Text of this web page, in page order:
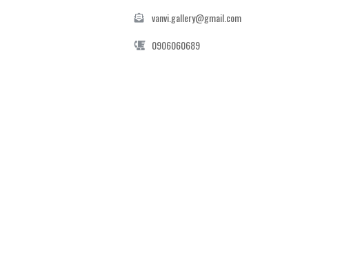
vanvi.gallery@gmail.com
0906060689